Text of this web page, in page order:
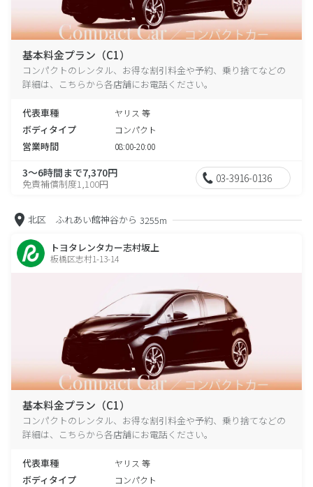
基本料金プラン（C1）
コンパクトのレンタル、お得な割引料金や予約、乗り捨てなどの
詳細は、こちらから各店舗にお電話ください。
代表車種 ヤリス 等
ボディタイプ コンパクト
営業時間 08:00-20:00
3～6時間まで7,370円
免責補償制度1,100円 03-3916-0136
北区 ふれあい館神谷から 3255m
トヨタレンタカー志村坂上
板橋区志村1-13-14
基本料金プラン（C1）
コンパクトのレンタル、お得な割引料金や予約、乗り捨てなどの
詳細は、こちらから各店舗にお電話ください。
代表車種 ヤリス 等
ボディタイプ コンパクト